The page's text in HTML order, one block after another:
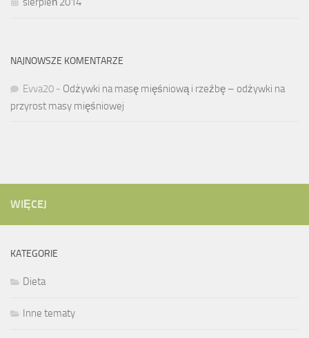
NAJNOWSZE KOMENTARZE
Evva20 - Odżywki na masę mięśniową i rzeźbę – odżywki na
przyrost masy mięśniowej
WIĘCEJ
KATEGORIE
Dieta
Inne tematy